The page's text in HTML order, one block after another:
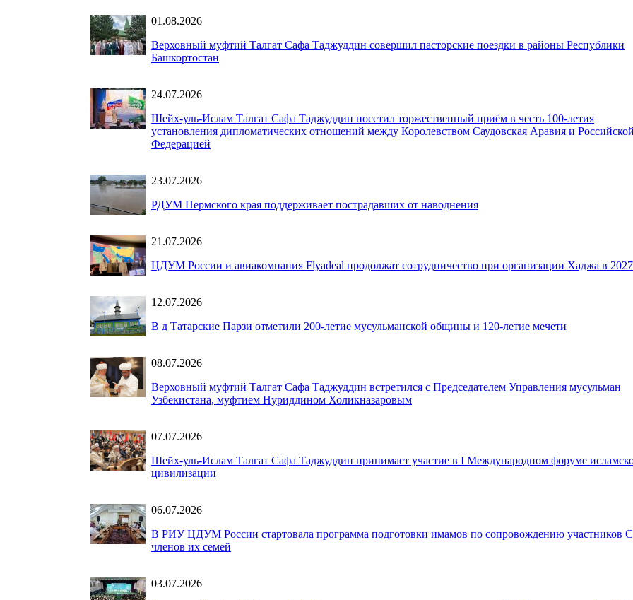
01.08.2026
Верховный муфтий Талгат Сафа Таджуддин совершил пасторские поездки в районы Республики
Башкортостан
24.07.2026
Шейх-уль-Ислам Талгат Сафа Таджуддин посетил торжественный приём в честь 100-летия
установления дипломатических отношений между Королевством Саудовская Аравия и Российской
Федерацией
23.07.2026
РДУМ Пермского края поддерживает пострадавших от наводнения
21.07.2026
ЦДУМ России и авиакомпания Flyadeal продолжат сотрудничество при организации Хаджа в
12.07.2026
В д Татарские Парзи отметили 200-летие мусульманской общины и 120-летие мечети
08.07.2026
Верховный муфтий Талгат Сафа Таджуддин встретился с Председателем Управления мусульман
Узбекистана, муфтием Нуриддином Холикназаровым
07.07.2026
Шейх-уль-Ислам Талгат Сафа Таджуддин принимает участие в I Международном форуме
цивилизации
06.07.2026
В РИУ ЦДУМ России стартовала программа подготовки имамов по сопровождению участников
членов их семей
03.07.2026